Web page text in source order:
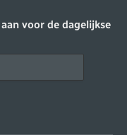
voor de dagelijkse